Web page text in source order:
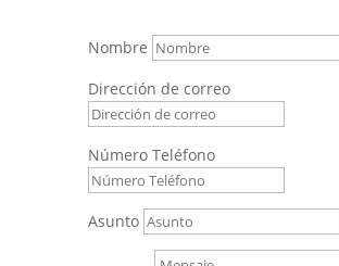
Nombre
Dirección de correo
Número Teléfono
Asunto